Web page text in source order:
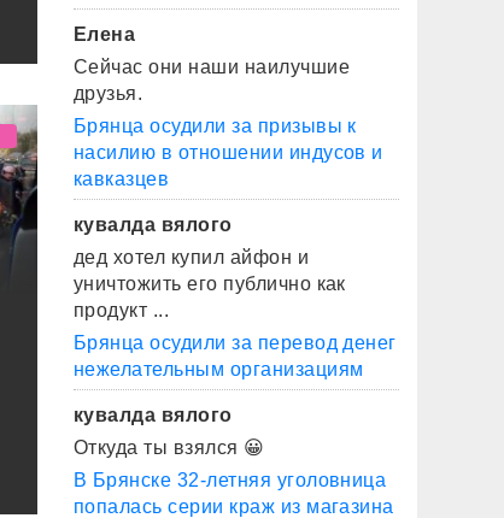
Елена
Сейчас они наши наилучшие
друзья.
Брянца осудили за призывы к
насилию в отношении индусов и
кавказцев
кувалда вялого
дед хотел купил айфон и
уничтожить его публично как
продукт ...
Брянца осудили за перевод денег
нежелательным организациям
кувалда вялого
Откуда ты взялся 😀
В Брянске 32-летняя уголовница
попалась серии краж из магазина